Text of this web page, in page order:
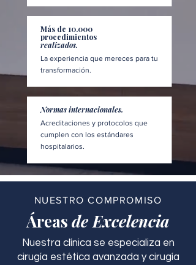
Más de 10.000
procedimientos
realizados.
La experiencia que mereces para tu
transformación.
Normas internacionales.
Acreditaciones y protocolos que
cumplen con los estándares
hospitalarios.
NUESTRO COMPROMISO
Áreas de Excelencia
Nuestra clínica se especializa en
cirugía estética avanzada y cirugía